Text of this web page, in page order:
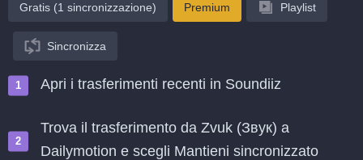
Gratis (1 sincronizzazione) Premium Playlist
Sincronizza
Apri i trasferimenti recenti in Soundiiz
Trova il trasferimento da Zvuk (Звук) a
Dailymotion e scegli Mantieni sincronizzato